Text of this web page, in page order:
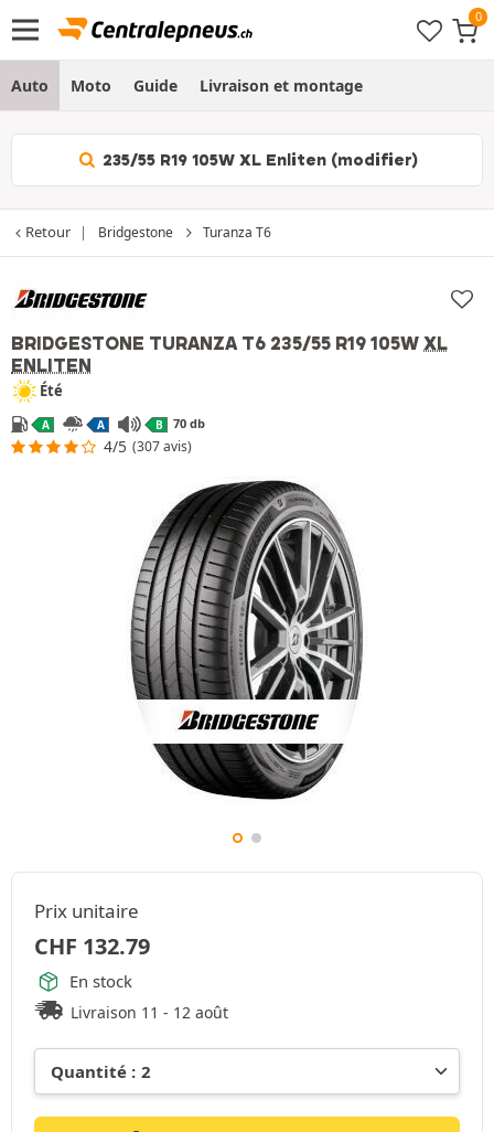
Auto Moto Guide Livraison et montage
235/55 R19 105W XL Enliten (modifier)
Retour Bridgestone Turanza T6
BRIDGESTONE TURANZA T6 235/55 R19 105W XL
ENLITEN
Été
A A B 70 db
4/5 (307 avis)
Prix unitaire
CHF 132.79
En stock
Livraison 11 - 12 août